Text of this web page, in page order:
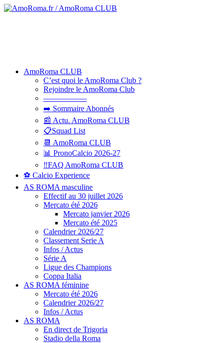
AmoRoma CLUB
C’est quoi le AmoRoma Club ?
Rejoindre le AmoRoma Club
—————–
➡️ Sommaire Abonnés
📰 Actu. AmoRoma CLUB
📋Squad List
📆 AmoRoma CLUB
📊 PronoCalcio 2026-27
‼️FAQ AmoRoma CLUB
⚽ Calcio Experience
AS ROMA masculine
Effectif au 30 juillet 2026
Mercato été 2026
Mercato janvier 2026
Mercato été 2025
Calendrier 2026/27
Classement Serie A
Infos / Actus
Série A
Ligue des Champions
Coppa Italia
AS ROMA féminine
Mercato été 2026
Calendrier 2026/27
Infos / Actus
AS ROMA
En direct de Trigoria
Stadio della Roma